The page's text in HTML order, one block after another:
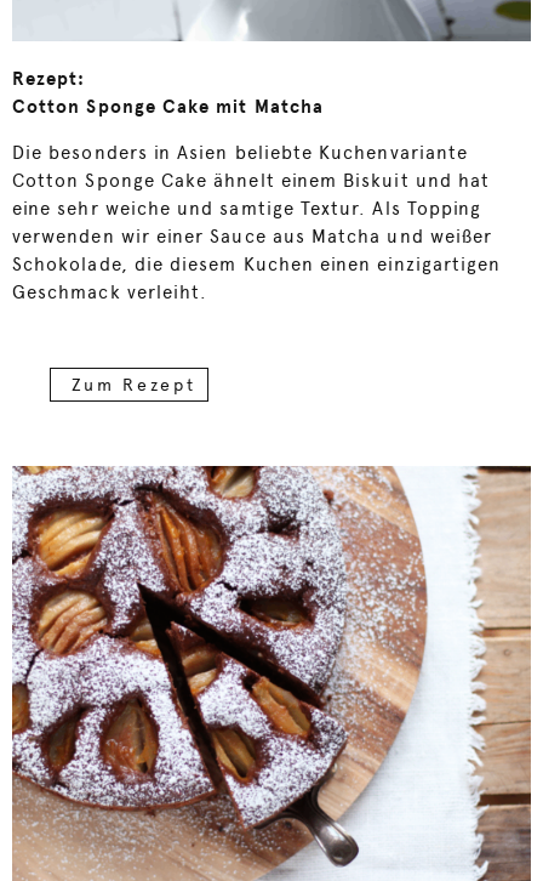
Rezept:
Cotton Sponge Cake mit Matcha
Die besonders in Asien beliebte Kuchenvariante
Cotton Sponge Cake ähnelt einem Biskuit und hat
eine sehr weiche und samtige Textur. Als Topping
verwenden wir einer Sauce aus Matcha und weißer
Schokolade, die diesem Kuchen einen einzigartigen
Geschmack verleiht.
Zum Rezept